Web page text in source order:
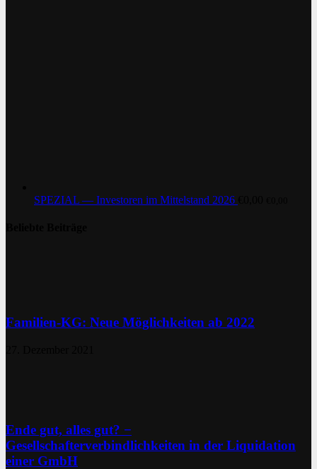
SPEZIAL — Investoren im Mittelstand 2026
Familien-KG: Neue Möglichkeiten ab 2022
Ende gut, alles gut? −
Gesellschafterverbindlichkeiten in der Liquidation
einer GmbH